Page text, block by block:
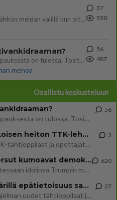
Muru, sä oot ihana. Tunsitko sen sähkön meidän välillä kun oltiin ihan låhekkäin? 👩‍❤️‍👩❤️😼😘
37
530
Uusi draamasarja järkyttävästä tapauksesta on tulossa. Tositapahtumiin perustuva sarja ammentaa vuoden 1986 Mikkelin pan
menoa
56
487
Osallistu keskusteluun
Uusi draamasarja järkyttävästä tapauksesta on tulossa. Tositapahtumiin perustuva sarja ammentaa vuoden 1986 Mikkelin pan
56
Ernest Lawson täräytti erikoisen heiton TTK-lehdistötilaisuudessa: " Onko tässä tarkoituksena...?"
Ernest Lawson esitteli uudet TTK-tähtioppilaat ja opettajat torstaina 6.8. lehdistölle. Tulevalla kaudella on yksi hausk
3
Jos SDP ei voita reilusti, persut kumoavat demokratian Suomesta
Näin tekisi ainakin Rydman seuratessaan idolinsa Trumpin mallia https://www.is.fi/politiikka/art-2000012187244.html
620
Uuden TTK-juontajan ympärillä epätietoisuus sakenee - Nyt MTV hämmentää soppaa
TTK tulee taas tänä syksynä. Ohjelman uudet tähtioppilaat julkistetaan torstaina 6. elokuuta klo 14 alkavassa lehdistö
37